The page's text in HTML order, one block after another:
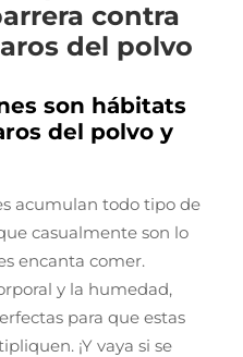
contra
del polvo
son hábitats
del polvo y
acumulan todo tipo de
casualmente son lo
encanta comer.
y la humedad,
para que estas
¡Y vaya si se